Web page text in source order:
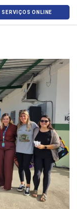
SERVIÇOS ONLINE